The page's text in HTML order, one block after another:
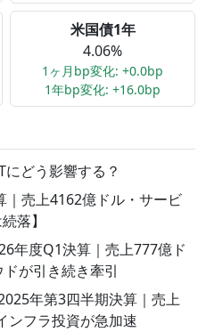
米国債1年
4.06%
1ヶ月bp変化: +0.0bp
1年bp変化: +16.0bp
にどう影響する？
｜売上4162億ドル・サービ
落】
年度Q1決算｜売上777億ド
が引き続き牽引
年第3四半期決算｜売上
ンフラ投資が急加速